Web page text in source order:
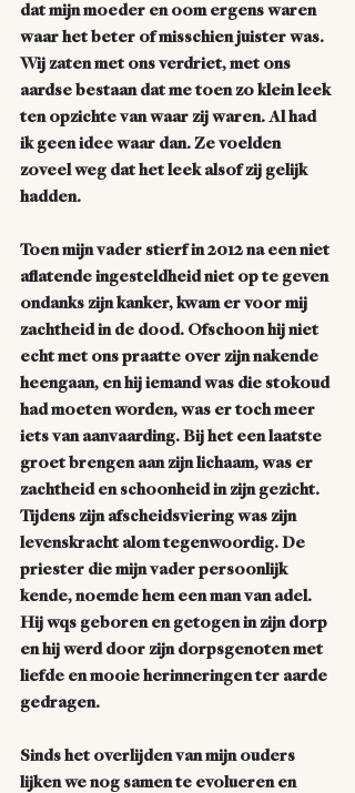
dat mijn moeder en oom ergens waren
waar het beter of misschien juister was.
Wij zaten met ons verdriet, met ons
aardse bestaan dat me toen zo klein leek
ten opzichte van waar zij waren. Al had
ik geen idee waar dan. Ze voelden
zoveel weg dat het leek alsof zij gelijk
hadden.
Toen mijn vader stierf in 2012 na een niet
aflatende ingesteldheid niet op te geven
ondanks zijn kanker, kwam er voor mij
zachtheid in de dood. Ofschoon hij niet
echt met ons praatte over zijn nakende
heengaan, en hij iemand was die stokoud
had moeten worden, was er toch meer
iets van aanvaarding. Bij het een laatste
groet brengen aan zijn lichaam, was er
zachtheid en schoonheid in zijn gezicht.
Tijdens zijn afscheidsviering was zijn
levenskracht alom tegenwoordig. De
priester die mijn vader persoonlijk
kende, noemde hem een man van adel.
Hij wqs geboren en getogen in zijn dorp
en hij werd door zijn dorpsgenoten met
liefde en mooie herinneringen ter aarde
gedragen.
Sinds het overlijden van mijn ouders
lijken we nog samen te evolueren en